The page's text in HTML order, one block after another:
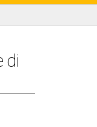
di